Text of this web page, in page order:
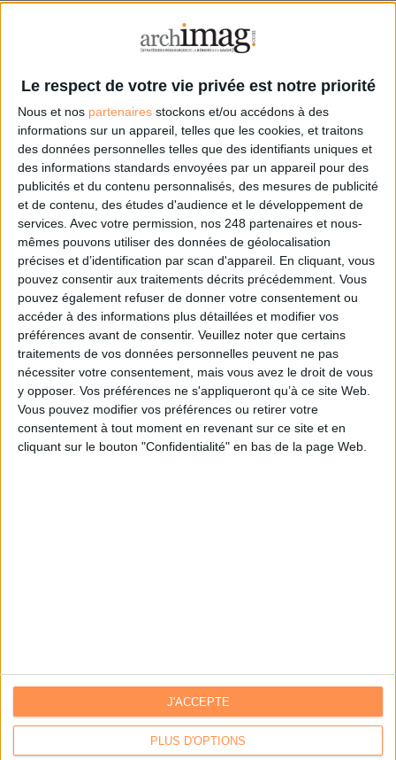
Le respect de votre vie privée est notre priorité
Nous et nos partenaires stockons et/ou accédons à des
informations sur un appareil, telles que les cookies, et traitons
des données personnelles telles que des identifiants uniques et
des informations standards envoyées par un appareil pour des
publicités et du contenu personnalisés, des mesures de publicité
et de contenu, des études d'audience et le développement de
services. Avec votre permission, nos 248 partenaires et nous-
mêmes pouvons utiliser des données de géolocalisation
précises et d’identification par scan d'appareil. En cliquant, vous
pouvez consentir aux traitements décrits précédemment. Vous
pouvez également refuser de donner votre consentement ou
accéder à des informations plus détaillées et modifier vos
préférences avant de consentir. Veuillez noter que certains
traitements de vos données personnelles peuvent ne pas
nécessiter votre consentement, mais vous avez le droit de vous
y opposer. Vos préférences ne s'appliqueront qu’à ce site Web.
Vous pouvez modifier vos préférences ou retirer votre
consentement à tout moment en revenant sur ce site et en
cliquant sur le bouton "Confidentialité" en bas de la page Web.
PLUS D'OPTIONS
J'ACCEPTE
LES LIVRES BLANCS
LES SUPPLÉMENTS
NOS OFFRES D'ABONNEMENTS
Filtre anti-spam
Mot de passe oublié ?
Pas encore de compte?
Je m'inscris pour commenter les articles
ou déposer mon CV
Je m'inscris sur Archimag.com
Communiquer avec Archimag|Communiquer avec ACE